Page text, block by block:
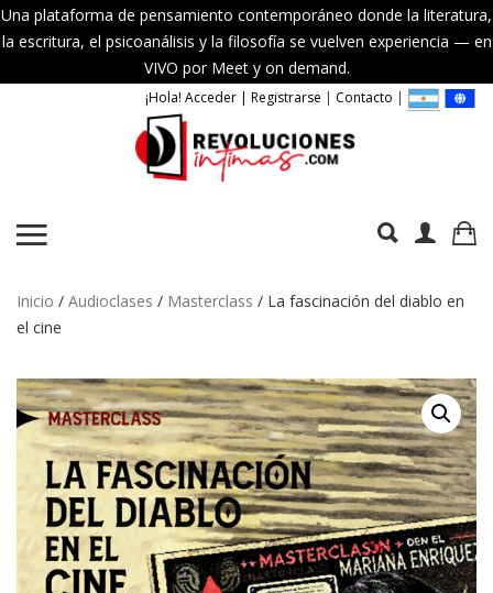
Una plataforma de pensamiento contemporáneo donde la literatura,
la escritura, el psicoanálisis y la filosofía se vuelven experiencia — en
VIVO por Meet y on demand.
¡Hola! Acceder | Registrarse | Contacto |
Inicio / Audioclases / Masterclass / La fascinación del diablo en
el cine